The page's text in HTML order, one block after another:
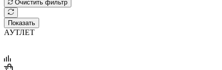
Очистить фильтр
Показать
АУТЛЕТ